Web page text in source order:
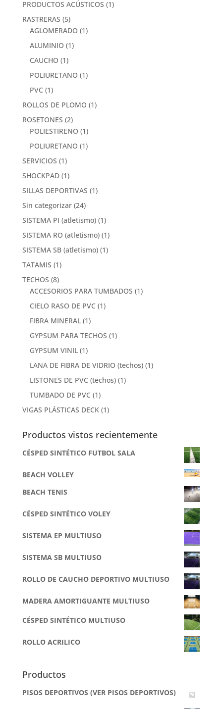
PRODUCTOS ACÚSTICOS (1)
RASTRERAS (5)
AGLOMERADO (1)
ALUMINIO (1)
CAUCHO (1)
POLIURETANO (1)
PVC (1)
ROLLOS DE PLOMO (1)
ROSETONES (2)
POLIESTIRENO (1)
POLIURETANO (1)
SERVICIOS (1)
SHOCKPAD (1)
SILLAS DEPORTIVAS (1)
Sin categorizar (24)
SISTEMA PI (atletismo) (1)
SISTEMA RO (atletismo) (1)
SISTEMA SB (atletismo) (1)
TATAMIS (1)
TECHOS (8)
ACCESORIOS PARA TUMBADOS (1)
CIELO RASO DE PVC (1)
FIBRA MINERAL (1)
GYPSUM PARA TECHOS (1)
GYPSUM VINIL (1)
LANA DE FIBRA DE VIDRIO (techos) (1)
LISTONES DE PVC (techos) (1)
TUMBADO DE PVC (1)
VIGAS PLÁSTICAS DECK (1)
Productos vistos recientemente
CÉSPED SINTÉTICO FUTBOL SALA
BEACH VOLLEY
BEACH TENIS
CÉSPED SINTÉTICO VOLEY
SISTEMA EP MULTIUSO
SISTEMA SB MULTIUSO
ROLLO DE CAUCHO DEPORTIVO MULTIUSO
MADERA AMORTIGUANTE MULTIUSO
CÉSPED SINTÉTICO MULTIUSO
ROLLO ACRILICO
Productos
PISOS DEPORTIVOS (VER PISOS DEPORTIVOS)